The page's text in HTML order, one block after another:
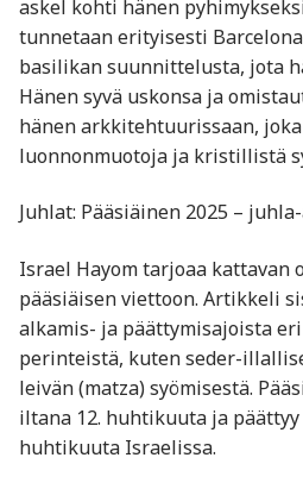
askel kohti hänen
tunnetaan erityisesti
basilikan suunnittelusta, jota
Hänen syvä uskonsa ja
hänen arkkitehtuurissaan,
luonnonmuotoja ja kristillistä
Juhlat: Pääsiäinen 2025 –
Israel Hayom tarjoaa kattavan
pääsiäisen viettoon. Artikkeli
alkamis- ja päättymisajoista
perinteistä, kuten seder-
leivän (matza) syömisestä.
iltana 12. huhtikuuta ja
huhtikuuta Israelissa.